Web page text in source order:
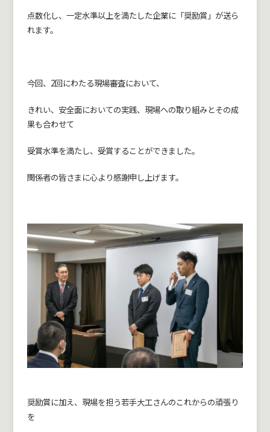
点数化し、一定水準以上を満たした企業に「奨励賞」が送ら
れます。
今回、2回にわたる現場審査において、
きれい、安全面においての実践、現場への取り組みとその成
果も合わせて
受賞水準を満たし、受賞することができました。
関係者の皆さまに心より感謝申し上げます。
奨励賞に加え、現場を担う若手大工さんのこれからの頑張り
を